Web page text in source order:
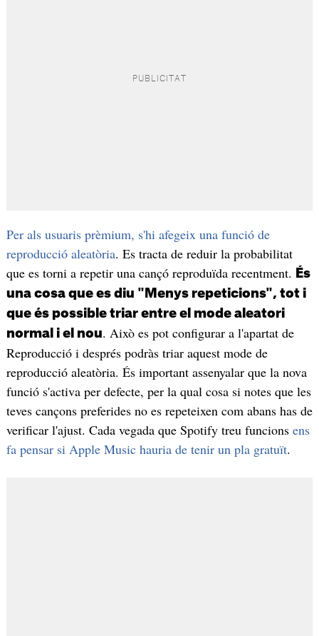
Per als usuaris prèmium, s'hi afegeix una funció de
reproducció aleatòria. Es tracta de reduir la probabilitat
que es torni a repetir una cançó reproduïda recentment.
És
una cosa que es diu "Menys repeticions", tot i
que és possible triar entre el mode aleatori
normal i el nou. Això es pot configurar a l'apartat de
Reproducció i després podràs triar aquest mode de
reproducció aleatòria. És important assenyalar que la nova
funció s'activa per defecte, per la qual cosa si notes que les
teves cançons preferides no es repeteixen com abans has de
verificar l'ajust. Cada vegada que Spotify treu funcions ens
fa pensar si Apple Music hauria de tenir un pla gratuït.